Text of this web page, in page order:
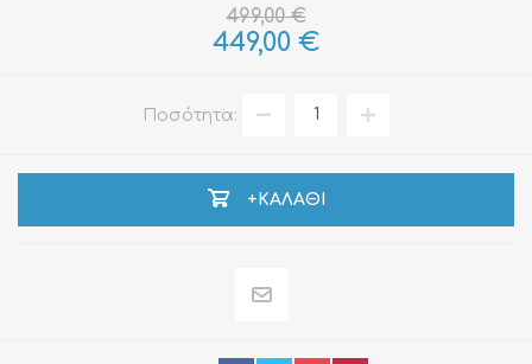
499,00 €
449,00 €
Ποσότητα:
+ΚΑΛΆΘΙ